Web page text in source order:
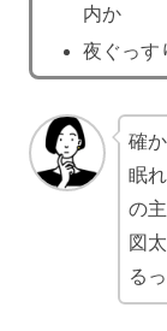
内か
夜ぐっす
確
眠
の
図
る